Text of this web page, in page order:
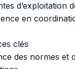
d’exploitation
en
clés
des normes